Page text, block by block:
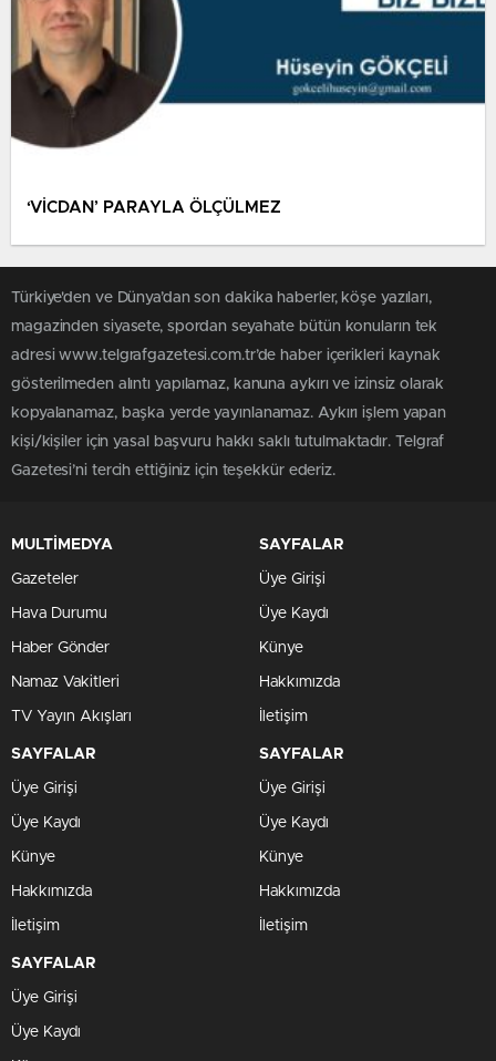
‘VİCDAN’ PARAYLA ÖLÇÜLMEZ
Türkiye'den ve Dünya’dan son dakika haberler, köşe yazıları,
magazinden siyasete, spordan seyahate bütün konuların tek
adresi www.telgrafgazetesi.com.tr’de haber içerikleri kaynak
gösterilmeden alıntı yapılamaz, kanuna aykırı ve izinsiz olarak
kopyalanamaz, başka yerde yayınlanamaz. Aykırı işlem yapan
kişi/kişiler için yasal başvuru hakkı saklı tutulmaktadır. Telgraf
Gazetesi’ni tercih ettiğiniz için teşekkür ederiz.
MULTİMEDYA
Gazeteler
Hava Durumu
Haber Gönder
Namaz Vakitleri
TV Yayın Akışları
SAYFALAR
Üye Girişi
Üye Kaydı
Künye
Hakkımızda
İletişim
SAYFALAR
Üye Girişi
Üye Kaydı
Künye
Hakkımızda
İletişim
SAYFALAR
Üye Girişi
Üye Kaydı
Künye
Hakkımızda
İletişim
SAYFALAR
Üye Girişi
Üye Kaydı